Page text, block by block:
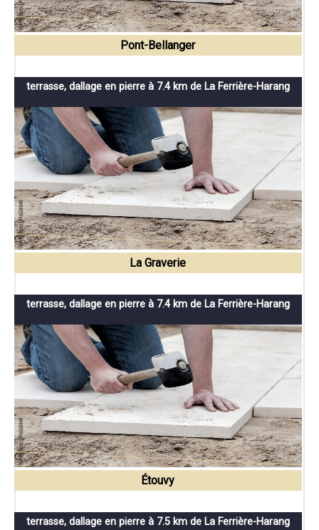
Pont-Bellanger
terrasse, dallage en pierre à 7.4 km de La Ferrière-Harang
La Graverie
terrasse, dallage en pierre à 7.4 km de La Ferrière-Harang
Étouvy
terrasse, dallage en pierre à 7.5 km de La Ferrière-Harang